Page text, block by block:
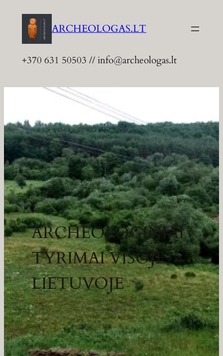
turinio
ARCHEOLOGAS.LT
+370 631 50503 // info@archeologas.lt
ARCHEOLOGINIAI
TYRIMAI VISOJE
LIETUVOJE